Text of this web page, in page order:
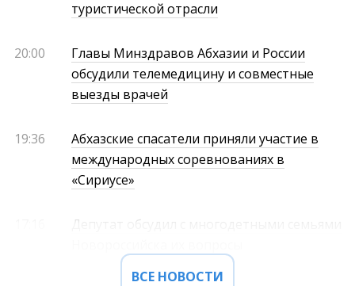
туристической отрасли
20:00
Главы Минздравов Абхазии и России
обсудили телемедицину и совместные
выезды врачей
19:36
Абхазские спасатели приняли участие в
международных соревнованиях в
«Сириусе»
Депутат обсудил с многодетными семьями
ВСЕ НОВОСТИ